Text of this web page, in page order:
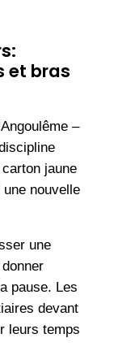
et bras
–
jaune
nouvelle
une
pause. Les
devant
leurs temps